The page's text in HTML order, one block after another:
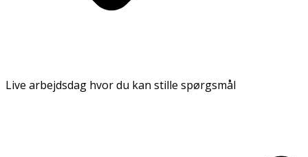
Live arbejdsdag hvor du kan stille spørgsmål